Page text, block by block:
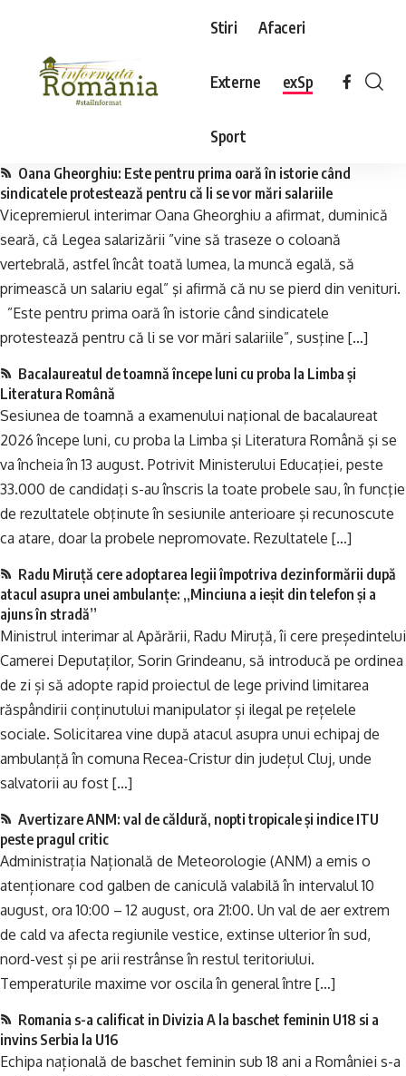
Stiri Afaceri
Externe exSp
Sport
Oana Gheorghiu: Este pentru prima oară în istorie când
sindicatele protestează pentru că li se vor mări salariile
Vicepremierul interimar Oana Gheorghiu a afirmat, duminică
seară, că Legea salarizării ”vine să traseze o coloană
vertebrală, astfel încât toată lumea, la muncă egală, să
primească un salariu egal” şi afirmă că nu se pierd din venituri.
”Este pentru prima oară în istorie când sindicatele
protestează pentru că li se vor mări salariile”, susţine […]
Bacalaureatul de toamnă începe luni cu proba la Limba şi
Literatura Română
Sesiunea de toamnă a examenului naţional de bacalaureat
2026 începe luni, cu proba la Limba şi Literatura Română şi se
va încheia în 13 august. Potrivit Ministerului Educaţiei, peste
33.000 de candidaţi s-au înscris la toate probele sau, în funcţie
de rezultatele obţinute în sesiunile anterioare şi recunoscute
ca atare, doar la probele nepromovate. Rezultatele […]
Radu Miruță cere adoptarea legii împotriva dezinformării după
atacul asupra unei ambulanțe: „Minciuna a ieșit din telefon și a
ajuns în stradă”
Ministrul interimar al Apărării, Radu Miruță, îi cere președintelui
Camerei Deputaților, Sorin Grindeanu, să introducă pe ordinea
de zi și să adopte rapid proiectul de lege privind limitarea
răspândirii conținutului manipulator și ilegal pe rețelele
sociale. Solicitarea vine după atacul asupra unui echipaj de
ambulanță în comuna Recea-Cristur din județul Cluj, unde
salvatorii au fost […]
Avertizare ANM: val de căldură, nopti tropicale și indice ITU
peste pragul critic
Administrația Națională de Meteorologie (ANM) a emis o
atenționare cod galben de caniculă valabilă în intervalul 10
august, ora 10:00 – 12 august, ora 21:00. Un val de aer extrem
de cald va afecta regiunile vestice, extinse ulterior în sud,
nord-vest și pe arii restrânse în restul teritoriului.
Temperaturile maxime vor oscila în general între […]
Romania s-a calificat in Divizia A la baschet feminin U18 si a
invins Serbia la U16
Echipa națională de baschet feminin sub 18 ani a României s-a